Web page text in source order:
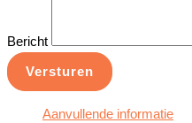
Bericht
Versturen
Aanvullende informatie